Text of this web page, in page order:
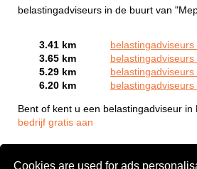
Cookies are used for ads
belastingadviseurs in de buurt van
3.41 km
belastingadviseurs
3.65 km
belastingadviseurs
5.29 km
belastingadviseurs
6.20 km
Bent of kent u een belastingadviseur in
bedrijf gratis aan